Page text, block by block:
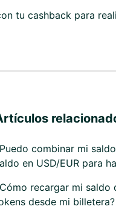
tu cashback para
combinar mi
en USD/EUR para
recargar mi
desde mi billetera?